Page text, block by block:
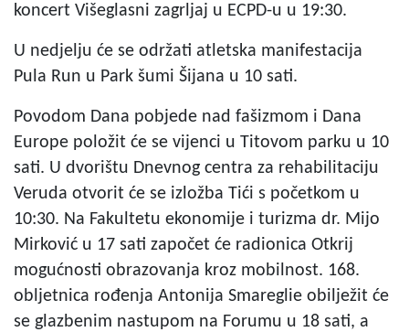
koncert Višeglasni zagrljaj u ECPD-u u 19:30.
U nedjelju će se održati atletska manifestacija
Pula Run u Park šumi Šijana u 10 sati.
Povodom Dana pobjede nad fašizmom i Dana
Europe položit će se vijenci u Titovom parku u 10
sati. U dvorištu Dnevnog centra za rehabilitaciju
Veruda otvorit će se izložba Tići s početkom u
10:30. Na Fakultetu ekonomije i turizma dr. Mijo
Mirković u 17 sati započet će radionica Otkrij
mogućnosti obrazovanja kroz mobilnost. 168.
obljetnica rođenja Antonija Smareglie obilježit će
se glazbenim nastupom na Forumu u 18 sati, a